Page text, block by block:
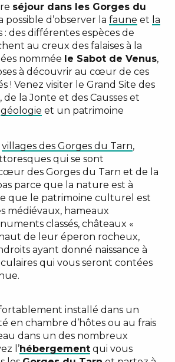
séjour dans les Gorges du
possible d’observer la faune et la
: des différentes espèces de
au creux des falaises à la
nommée le Sabot de Venus,
à découvrir au cœur de ces
! Venez visiter le Grand Site des
la Jonte et des Causses et
géologie et un patrimoine
villages des Gorges du Tarn,
qui se sont
des Gorges du Tarn et de la
parce que la nature est à
que le patrimoine culturel est
médiévaux, hameaux
classés, châteaux «
de leur éperon rocheux,
ayant donné naissance à
qui vous seront contées
installé dans un
en chambre d’hôtes ou au frais
dans un des nombreux
l’hébergement qui vous